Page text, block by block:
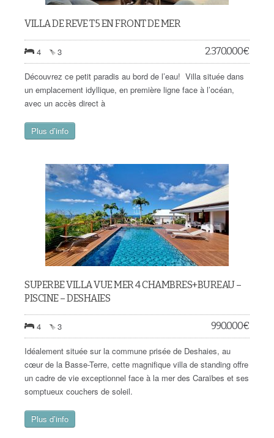
VILLA DE REVE T5 EN FRONT DE MER
4 3 2.370.000€
Découvrez ce petit paradis au bord de l’eau! Villa située dans
un emplacement idyllique, en première ligne face à l’océan,
avec un accès direct à
Plus d’info
SUPERBE VILLA VUE MER 4 CHAMBRES+BUREAU –
PISCINE – DESHAIES
4 3 990.000€
Idéalement située sur la commune prisée de Deshaies, au
cœur de la Basse-Terre, cette magnifique villa de standing offre
un cadre de vie exceptionnel face à la mer des Caraïbes et ses
somptueux couchers de soleil.
Plus d’info